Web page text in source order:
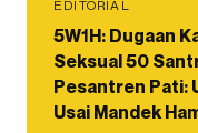
EDITORIAL
5W1H: Dugaan
Seksual 50
Pesantren Pati:
Usai Mandek